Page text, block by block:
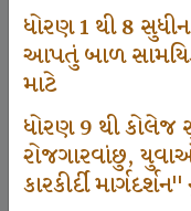
ધોરણ 1 થી 8
આપતું બાળ
માટે
ધોરણ 9 થી કોલેજ
રોજગારવાંછુ, યુવાઓ
કારકીર્દી